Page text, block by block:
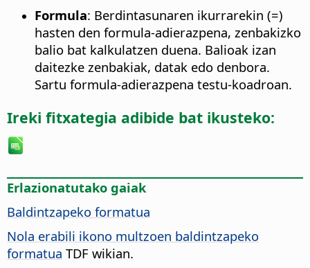
Formula: Berdintasunaren ikurrarekin (=)
hasten den formula-adierazpena, zenbakizko
balio bat kalkulatzen duena. Balioak izan
daitezke zenbakiak, datak edo denbora.
Sartu formula-adierazpena testu-koadroan.
Ireki fitxategia adibide bat ikusteko:
Erlazionatutako gaiak
Baldintzapeko formatua
Nola erabili ikono multzoen baldintzapeko
formatua TDF wikian.